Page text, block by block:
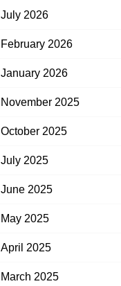
July 2026
February 2026
January 2026
November 2025
October 2025
July 2025
June 2025
May 2025
April 2025
March 2025